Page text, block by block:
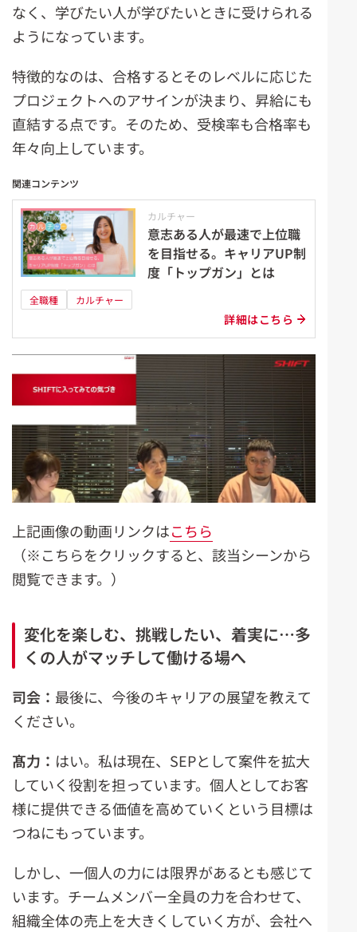
なく、学びたい人が学びたいときに受けられる
ようになっています。
特徴的なのは、合格するとそのレベルに応じた
プロジェクトへのアサインが決まり、昇給にも
直結する点です。そのため、受検率も合格率も
年々向上しています。
関連コンテンツ
カルチャー
意志ある人が最速で上位職
を目指せる。キャリアUP制
度「トップガン」とは
全職種 カルチャー
詳細はこちら
上記画像の動画リンクはこちら
（※こちらをクリックすると、該当シーンから
閲覧できます。）
変化を楽しむ、挑戦したい、着実に…多
くの人がマッチして働ける場へ
司会： 最後に、今後のキャリアの展望を教えて
ください。
髙力： はい。私は現在、SEPとして案件を拡大
していく役割を担っています。個人としてお客
様に提供できる価値を高めていくという目標は
つねにもっています。
しかし、一個人の力には限界があるとも感じて
います。チームメンバー全員の力を合わせて、
組織全体の売上を大きくしていく方が、会社へ